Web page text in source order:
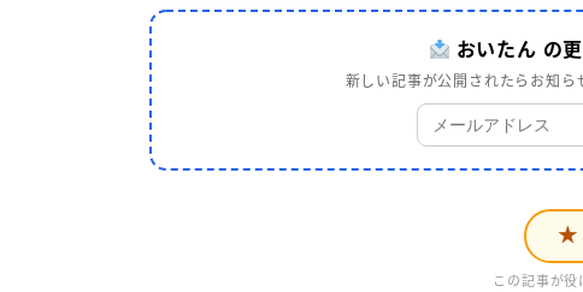
おいたん の
新しい記事が公開されたらお知
★
この記事が役